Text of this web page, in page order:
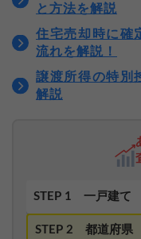
と方法を解説
住宅売却時に確
流れを解説！
譲渡所得の特別
解説
STEP 1 一戸建て
STEP 2 都道府県